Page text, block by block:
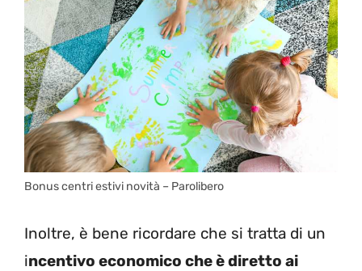
Bonus centri estivi novità – Parolibero
Inoltre, è bene ricordare che si tratta di un
incentivo economico che è diretto ai